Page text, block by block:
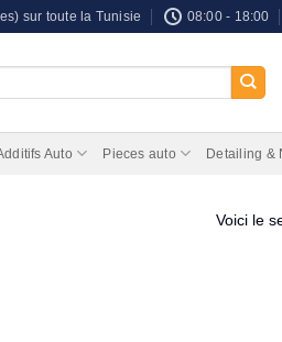
sur toute la Tunisie 08:00 - 18:00
Auto Pieces auto Detailing &
Voici le